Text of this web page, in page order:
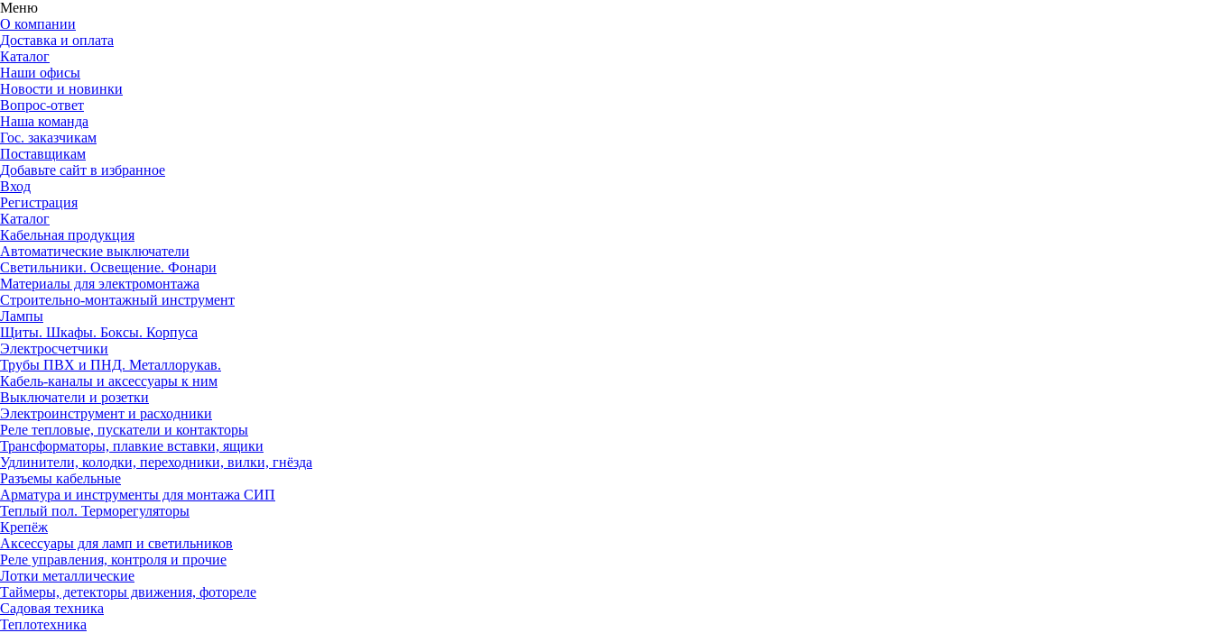
Меню
О компании
Доставка и оплата
Каталог
Наши офисы
Новости и новинки
Вопрос-ответ
Наша команда
Гос. заказчикам
Поставщикам
Добавьте сайт в избранное
Вход
Регистрация
Каталог
Кабельная продукция
Автоматические выключатели
Светильники. Освещение. Фонари
Материалы для электромонтажа
Строительно-монтажный инструмент
Лампы
Щиты. Шкафы. Боксы. Корпуса
Электросчетчики
Трубы ПВХ и ПНД. Металлорукав.
Кабель-каналы и аксессуары к ним
Выключатели и розетки
Электроинструмент и расходники
Реле тепловые, пускатели и контакторы
Трансформаторы, плавкие вставки, ящики
Удлинители, колодки, переходники, вилки, гнёзда
Разъемы кабельные
Арматура и инструменты для монтажа СИП
Теплый пол. Терморегуляторы
Крепёж
Аксессуары для ламп и светильников
Реле управления, контроля и прочие
Лотки металлические
Таймеры, детекторы движения, фотореле
Садовая техника
Теплотехника